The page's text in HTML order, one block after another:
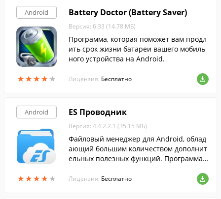
Android
★★★★★
★★★★★
Battery Doctor (Battery Saver)
Версия: 6.33 (14.78 МБ)
Программа, которая поможет вам продл
ить срок жизни батареи вашего мобиль
ного устройства на Android.
Лицензия: Бесплатно
Android
★★★★ ★
★★★★ ★
ES Проводник
Версия: 4.4.2.2.1 (35.15 МБ)
Файловый менеджер для Android, облад
ающий большим количеством дополнит
ельных полезных функций. Программа
так и для сетевого использования.
Лицензия: Бесплатно